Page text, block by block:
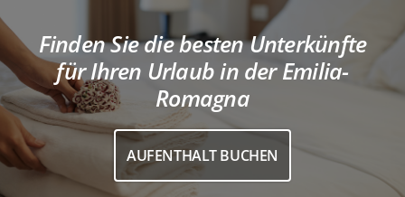
Finden Sie die besten Unterkünfte
für Ihren Urlaub in der Emilia-
Romagna
AUFENTHALT BUCHEN